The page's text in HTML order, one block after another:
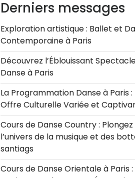
Derniers messages
Exploration artistique : Ballet et
Contemporaine à Paris
Découvrez l’Éblouissant
Danse à Paris
La Programmation Danse à Paris :
Offre Culturelle Variée et
Cours de Danse Country : Plongez
l’univers de la musique et des
santiags
Cours de Danse Orientale à Paris :